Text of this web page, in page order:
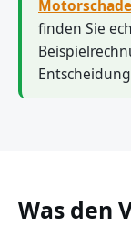
finden Sie
Was den